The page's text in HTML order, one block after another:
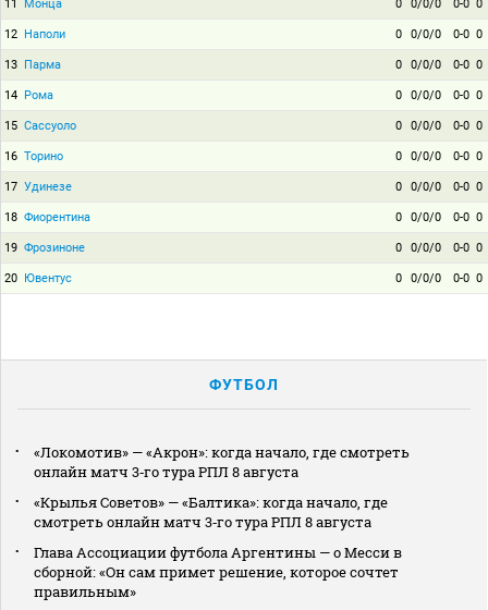
11 Монца 0 0/0/0 0-0 0
12 Наполи 0 0/0/0 0-0 0
13 Парма 0 0/0/0 0-0 0
14 Рома 0 0/0/0 0-0 0
15 Сассуоло 0 0/0/0 0-0 0
16 Торино 0 0/0/0 0-0 0
17 Удинезе 0 0/0/0 0-0 0
18 Фиорентина 0 0/0/0 0-0 0
19 Фрозиноне 0 0/0/0 0-0 0
20 Ювентус 0 0/0/0 0-0 0
ФУТБОЛ
«Локомотив» — «Акрон»: когда начало, где смотреть
онлайн матч 3‑го тура РПЛ 8 августа
«Крылья Советов» — «Балтика»: когда начало, где
смотреть онлайн матч 3‑го тура РПЛ 8 августа
Глава Ассоциации футбола Аргентины — о Месси в
сборной: «Он сам примет решение, которое сочтет
правильным»